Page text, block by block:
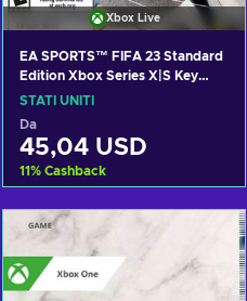
Xbox Live
EA SPORTS™ FIFA 23 Standard
Edition Xbox Series X|S Key
UNITED STATES
STATI UNITI
Da
45,04 USD
11% Cashback
Aggiungi al carrello
Visualizza offerte